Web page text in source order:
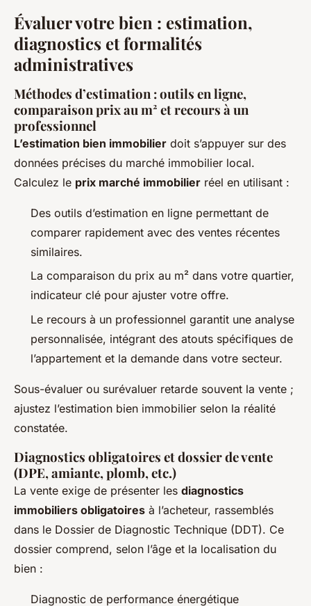
Évaluer votre bien : estimation,
diagnostics et formalités
administratives
Méthodes d’estimation : outils en ligne,
comparaison prix au m² et recours à un
professionnel
L’estimation bien immobilier doit s’appuyer sur des
données précises du marché immobilier local.
Calculez le prix marché immobilier réel en utilisant :
Des outils d’estimation en ligne permettant de
comparer rapidement avec des ventes récentes
similaires.
La comparaison du prix au m² dans votre quartier,
indicateur clé pour ajuster votre offre.
Le recours à un professionnel garantit une analyse
personnalisée, intégrant des atouts spécifiques de
l’appartement et la demande dans votre secteur.
Sous-évaluer ou surévaluer retarde souvent la vente ;
ajustez l’estimation bien immobilier selon la réalité
constatée.
Diagnostics obligatoires et dossier de vente
(DPE, amiante, plomb, etc.)
La vente exige de présenter les diagnostics
immobiliers obligatoires à l’acheteur, rassemblés
dans le Dossier de Diagnostic Technique (DDT). Ce
dossier comprend, selon l’âge et la localisation du
bien :
Diagnostic de performance énergétique